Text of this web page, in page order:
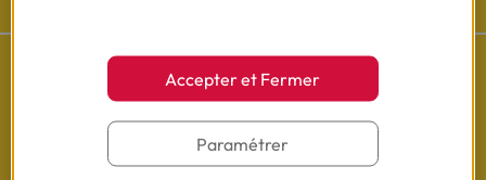
Besoin d'aide ?
Découvrez l'espace questions/réponses
Accepter et Fermer
Paramétrer